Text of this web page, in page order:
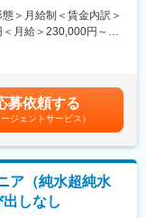
庫、調理家電、エアコ
担当のもとでOJTを行
＞月給制＜賃金内訳＞
月給＞230,000円～
があります。月給(月額)
募依頼する
ージェントサービス）
ア（純水超純水
しなし